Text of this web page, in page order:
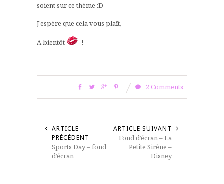
soient sur ce thème :D
J’espère que cela vous plaît,
A bientôt !
2 Comments
ARTICLE
PRÉCÉDENT
Sports Day – fond
d’écran
ARTICLE SUIVANT
Fond d’écran – La
Petite Sirène –
Disney